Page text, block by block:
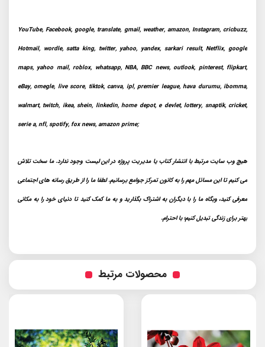
YouTube, Facebook, google, translate, gmail, weather, amazon, Instagram, cricbuzz,
Hotmail, wordle, satta king, twitter, yahoo, yandex, sarkari result, Netflix, google
maps, yahoo mail, roblox, whatsapp, NBA, BBC news, outlook, pinterest, flipkart,
eBay, omegle, live score, tiktok, canva, ipl, premier league, hava durumu, ibomma,
walmart, twitch, ikea, shein, linkedin, home depot, e devlet, lottery, snaptik, cricket,
serie a, nfl, spotify, fox news, amazon prime;
هیچ وب سایت مرتبط با انتشار کتاب یا مدیریت پروژه در این لیست وجود ندارد. ما سخت تلاش
می کنیم تا این مسائل مهم را به کانون تمرکز جوامع برسانیم. لطفا ما را از طریق رسانه های اجتماعی
معرفی کنید، وبگاه ما را با دیگران به اشتراک بگذارید و به ما کمک کنید تا دنیای خود را به مکانی
بهتر برای زندگی تبدیل کنیم؛ با احترام.
محصولات مرتبط